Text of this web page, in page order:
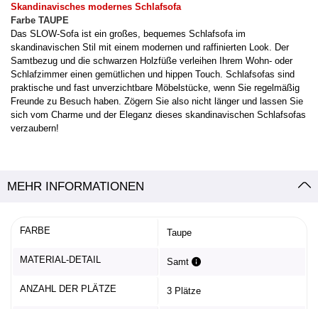
Skandinavisches modernes Schlafsofa
Farbe TAUPE
Das SLOW-Sofa ist ein großes, bequemes Schlafsofa im
skandinavischen Stil mit einem modernen und raffinierten Look. Der
Samtbezug und die schwarzen Holzfüße verleihen Ihrem Wohn- oder
Schlafzimmer einen gemütlichen und hippen Touch. Schlafsofas sind
praktische und fast unverzichtbare Möbelstücke, wenn Sie regelmäßig
Freunde zu Besuch haben. Zögern Sie also nicht länger und lassen Sie
sich vom Charme und der Eleganz dieses skandinavischen Schlafsofas
verzaubern!
MEHR INFORMATIONEN
FARBE Taupe
MATERIAL-DETAIL Samt
ANZAHL DER PLÄTZE 3 Plätze